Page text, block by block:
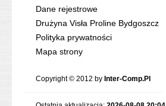
Dane rejestrowe
Drużyna Visła Proline Bydgoszcz
Polityka prywatności
Mapa strony
Copyright © 2012 by Inter-Comp.Pl